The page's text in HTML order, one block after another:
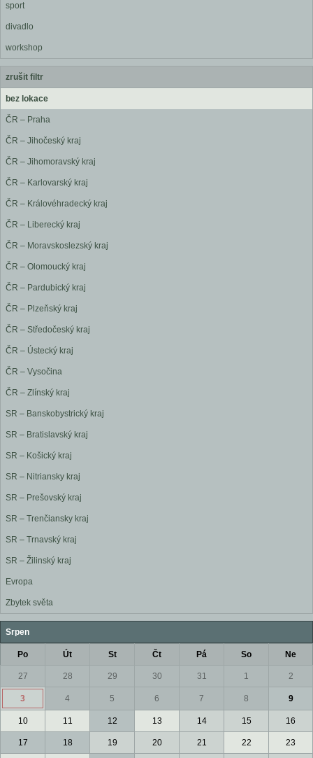
sport
divadlo
workshop
zrušit filtr
bez lokace
ČR – Praha
ČR – Jihočeský kraj
ČR – Jihomoravský kraj
ČR – Karlovarský kraj
ČR – Královéhradecký kraj
ČR – Liberecký kraj
ČR – Moravskoslezský kraj
ČR – Olomoucký kraj
ČR – Pardubický kraj
ČR – Plzeňský kraj
ČR – Středočeský kraj
ČR – Ústecký kraj
ČR – Vysočina
ČR – Zlínský kraj
SR – Banskobystrický kraj
SR – Bratislavský kraj
SR – Košický kraj
SR – Nitriansky kraj
SR – Prešovský kraj
SR – Trenčiansky kraj
SR – Trnavský kraj
SR – Žilinský kraj
Evropa
Zbytek světa
Srpen
Po Út St Čt Pá So Ne
27 28 29 30 31 1 2
3 4 5 6 7 8 9
10 11 12 13 14 15 16
17 18 19 20 21 22 23